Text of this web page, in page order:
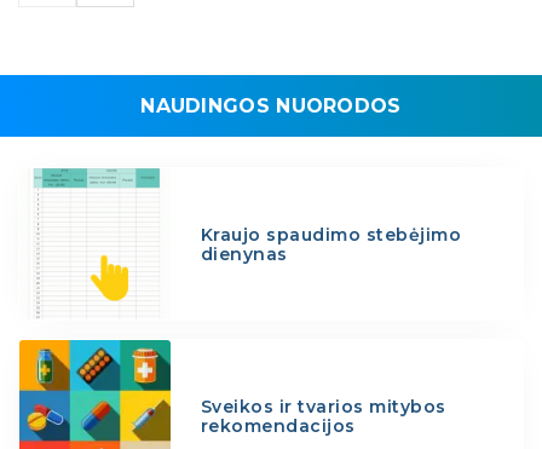
NAUDINGOS NUORODOS
Kraujo spaudimo stebėjimo
dienynas
Sveikos ir tvarios mitybos
rekomendacijos